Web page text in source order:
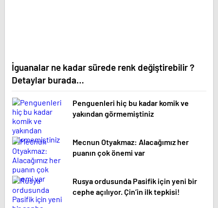
İguanalar ne kadar sürede renk değiştirebilir ?
Detaylar burada…
Penguenleri hiç bu kadar komik ve
yakından görmemiştiniz
Mecnun Otyakmaz: Alacağımız her
puanın çok önemi var
Rusya ordusunda Pasifik için yeni bir
cephe açılıyor. Çin’in ilk tepkisi!